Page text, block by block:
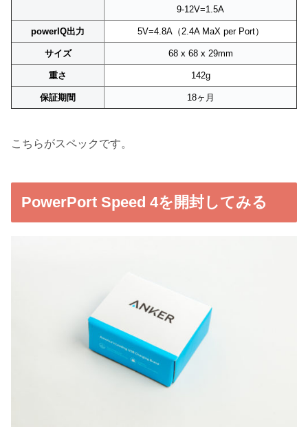
9-12V=1.5A
powerIQ出力 5V=4.8A（2.4A MaX per Port）
サイズ 68 x 68 x 29mm
重さ 142g
保証期間 18ヶ月
こちらがスペックです。
PowerPort Speed 4を開封してみる